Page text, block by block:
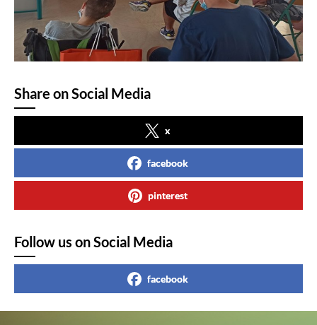
Share on Social Media
x
facebook
pinterest
Follow us on Social Media
facebook